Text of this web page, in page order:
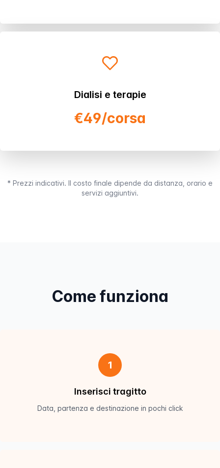
Dialisi e terapie
€49/corsa
* Prezzi indicativi. Il costo finale dipende da distanza, orario e
servizi aggiuntivi.
Come funziona
1
Inserisci tragitto
Data, partenza e destinazione in pochi click